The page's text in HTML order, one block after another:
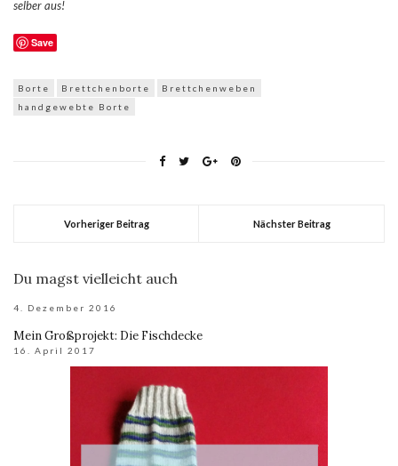
selber aus!
Save
Borte Brettchenborte
Brettchenweben
handgewebte Borte
Vorheriger Beitrag Nächster Beitrag
Du magst vielleicht auch
4. Dezember 2016
Mein Großprojekt: Die Fischdecke
16. April 2017